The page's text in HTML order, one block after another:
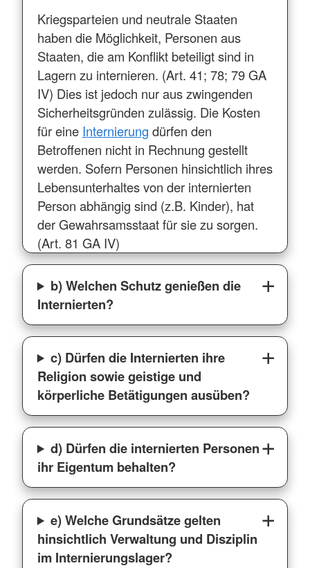
Kriegsparteien und neutrale Staaten
haben die Möglichkeit, Personen aus
Staaten, die am Konflikt beteiligt sind in
Lagern zu internieren. (Art. 41; 78; 79 GA
IV) Dies ist jedoch nur aus zwingenden
Sicherheitsgründen zulässig. Die Kosten
für eine Internierung dürfen den
Betroffenen nicht in Rechnung gestellt
werden. Sofern Personen hinsichtlich ihres
Lebensunterhaltes von der internierten
Person abhängig sind (z.B. Kinder), hat
der Gewahrsamsstaat für sie zu sorgen.
(Art. 81 GA IV)
b) Welchen Schutz genießen die
Internierten?
c) Dürfen die Internierten ihre
Religion sowie geistige und
körperliche Betätigungen ausüben?
d) Dürfen die internierten Personen
ihr Eigentum behalten?
e) Welche Grundsätze gelten
hinsichtlich Verwaltung und Disziplin
im Internierungslager?